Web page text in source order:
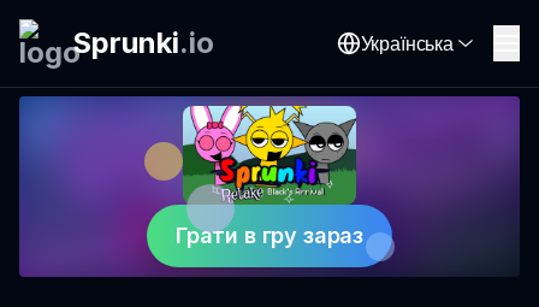
Sprunki.io Українська
Грати в гру зараз